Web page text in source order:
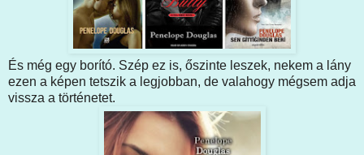
És még egy borító. Szép ez is, őszinte leszek, nekem a lány
ezen a képen tetszik a legjobban, de valahogy mégsem adja
vissza a történetet.